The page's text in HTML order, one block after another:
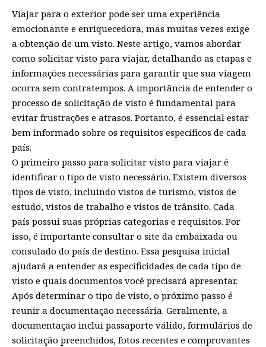
Viajar para o exterior pode ser uma experiência
emocionante e enriquecedora, mas muitas vezes exige
a obtenção de um visto. Neste artigo, vamos abordar
como solicitar visto para viajar, detalhando as etapas e
informações necessárias para garantir que sua viagem
ocorra sem contratempos. A importância de entender o
processo de solicitação de visto é fundamental para
evitar frustrações e atrasos. Portanto, é essencial estar
bem informado sobre os requisitos específicos de cada
país.
O primeiro passo para solicitar visto para viajar é
identificar o tipo de visto necessário. Existem diversos
tipos de visto, incluindo vistos de turismo, vistos de
estudo, vistos de trabalho e vistos de trânsito. Cada
país possui suas próprias categorias e requisitos. Por
isso, é importante consultar o site da embaixada ou
consulado do país de destino. Essa pesquisa inicial
ajudará a entender as especificidades de cada tipo de
visto e quais documentos você precisará apresentar.
Após determinar o tipo de visto, o próximo passo é
reunir a documentação necessária. Geralmente, a
documentação inclui passaporte válido, formulários de
solicitação preenchidos, fotos recentes e comprovantes